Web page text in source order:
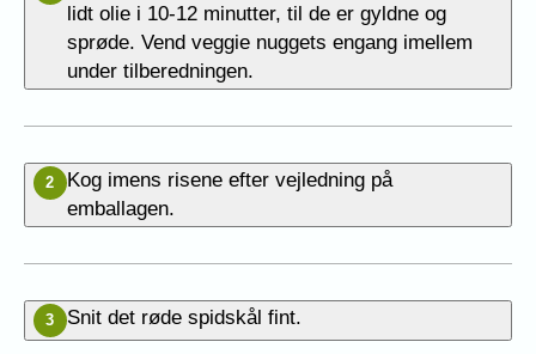
lidt olie i 10-12 minutter, til de er gyldne og
sprøde. Vend veggie nuggets engang imellem
under tilberedningen.
2
Kog imens risene efter vejledning på
emballagen.
3 Snit det røde spidskål fint.